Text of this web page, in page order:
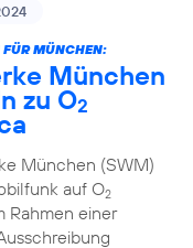
MÜNCHEN:
München
zu O2
München (SWM)
auf O2
Rahmen einer